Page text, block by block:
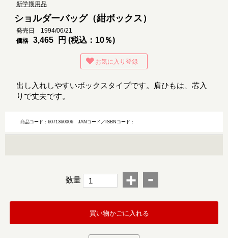
新学期用品
ショルダーバッグ（紺ボックス）
発売日 1994/06/21
価格
3,465 円 (税込：10％)
お気に入り登録
出し入れしやすいボックスタイプです。肩ひもは、芯入
りで丈夫です。
商品コード：6071360006JANコード／ISBNコード：
数量 + -
買い物かごに入れる